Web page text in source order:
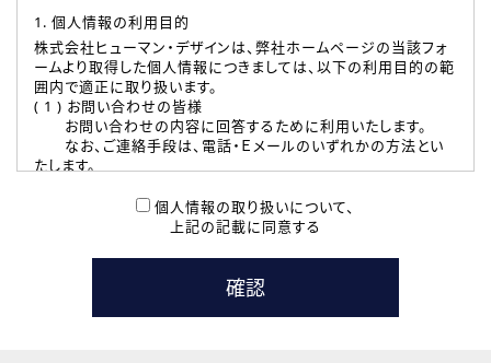
1. 個人情報の利用目的
株式会社ヒューマン・デザインは、弊社ホームページの当該フォ
ームより取得した個人情報につきましては、以下の利用目的の範
囲内で適正に取り扱います。
( 1 ) お問い合わせの皆様
お問い合わせの内容に回答するために利用いたします。
なお、ご連絡手段は、電話・Ｅメールのいずれかの方法とい
たします。
本登録に関するご連絡および本登録時の参考情報として利
たします。
( 3 ) スタッフ派遣を検討されている企業の皆様
お問い合わせの内容に回答するために利用いたします。
なお、ご連絡手段は、電話・Ｅメールのいずれかの方法とい
個人情報の取り扱いについて、
上記の記載に同意する